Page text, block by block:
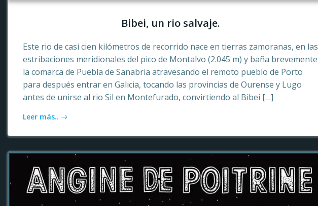
Bibei, un rio salvaje.
Este rio de casi cien kilómetros de recorrido nace en tierras zamoranas, en las
estribaciones meridionales del pico de Montalvo (2.045 m) y baña brevemente
la comarca de Puebla de Sanabria atravesando el remoto pueblo de Porto
para después entrar en Galicia, tocando las provincias de Ourense y Lugo
antes de unirse al rio Sil en Montefurado, convirtiendo al Bibei […]
Leer más..